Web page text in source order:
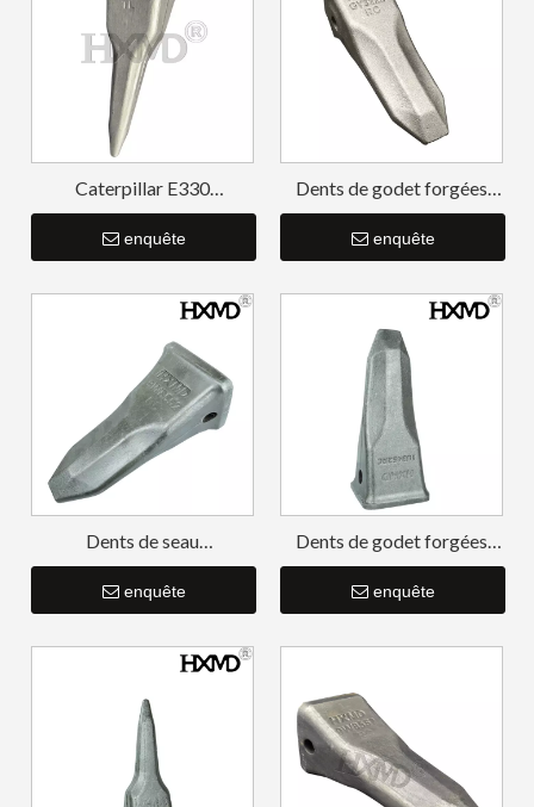
Caterpillar E330
9W8452TL 1U3452TL
Dents de godet
enquête
Dents de godet forgées
Cat307 6Y3222
enquête
Dents de seau
d'excavatrice d'acier allié
de chat pour l'ingénierie
E330 1U3552RC
enquête
Dents de godet forgées
1U3452RC
enquête